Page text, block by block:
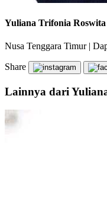
Yuliana Trifonia
Nusa Tenggara Timur |
Share
Lainnya dari